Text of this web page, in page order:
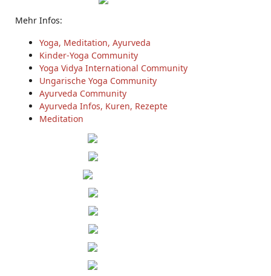
Mehr Infos:
Yoga, Meditation, Ayurveda
Kinder-Yoga Community
Yoga Vidya International Community
Ungarische Yoga Community
Ayurveda Community
Ayurveda Infos, Kuren, Rezepte
Meditation